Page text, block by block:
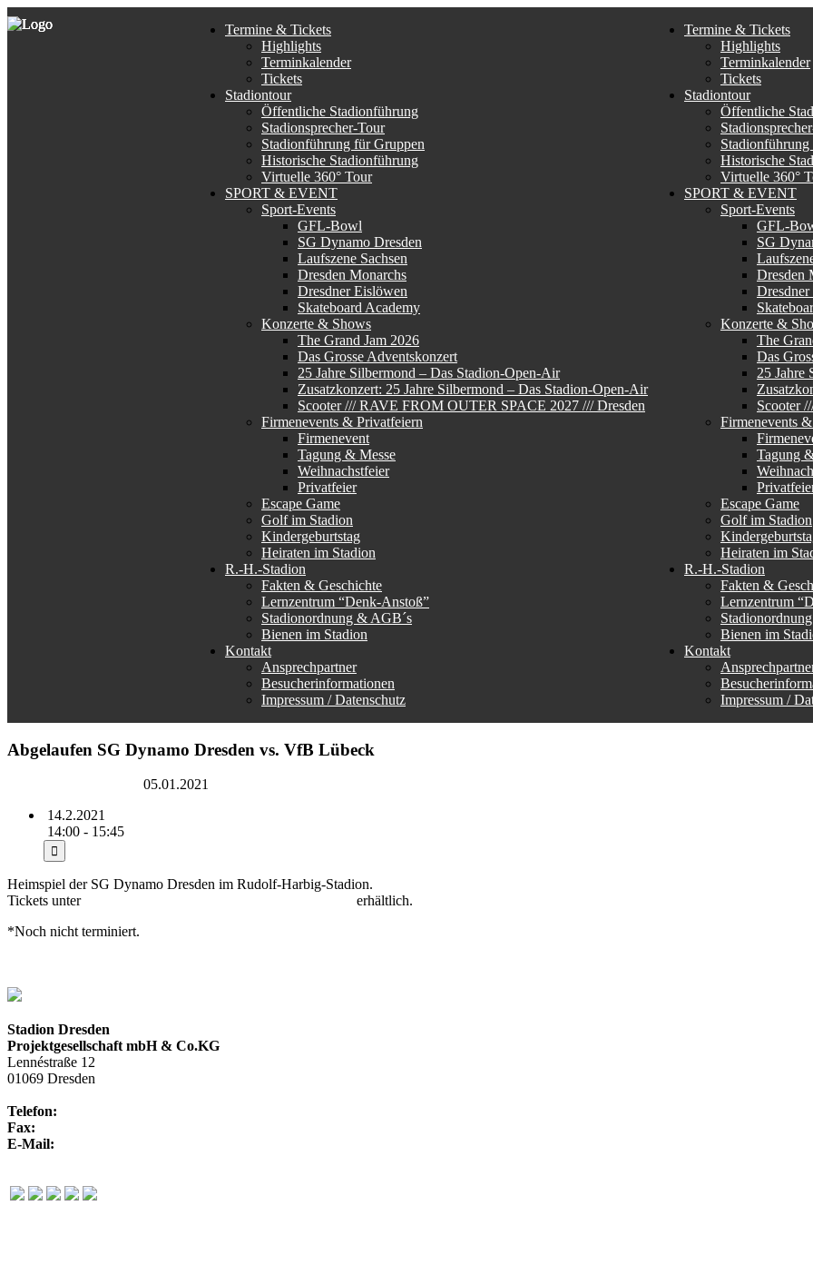
Termine & Tickets
Highlights
Terminkalender
Tickets
Stadiontour
Öffentliche Stadionführung
Stadionsprecher-Tour
Stadionführung für Gruppen
Historische Stadionführung
Virtuelle 360° Tour
SPORT & EVENT
Sport-Events
GFL-Bowl
SG Dynamo Dresden
Laufszene Sachsen
Dresden Monarchs
Dresdner Eislöwen
Skateboard Academy
Konzerte & Shows
The Grand Jam 2026
Das Grosse Adventskonzert
25 Jahre Silbermond – Das Stadion-Open-Air
Zusatzkonzert: 25 Jahre Silbermond – Das Stadion-Open-Air
Scooter /// RAVE FROM OUTER SPACE 2027 /// Dresden
Firmenevents & Privatfeiern
Firmenevent
Tagung & Messe
Weihnachstfeier
Privatfeier
Escape Game
Golf im Stadion
Kindergeburtstag
Heiraten im Stadion
R.-H.-Stadion
Fakten & Geschichte
Lernzentrum “Denk-Anstoß”
Stadionordnung & AGB´s
Bienen im Stadion
Kontakt
Ansprechpartner
Besucherinformationen
Impressum / Datenschutz
Termine & Tickets
Highlights
Terminkalender
Tickets
Stadiontour
Öffentliche
Historische
Virtuelle 360°
SPORT & EVENT
Sport-Events
GFL-
SG
Dresden
Konzerte &
The
Das
25 Jahre
Scooter
Firmenevents
Tagung
Escape Game
Golf im Stadion
Heiraten im
R.-H.-Stadion
Fakten &
Lernzentrum
Bienen im
Kontakt
Impressum /
Abgelaufen SG Dynamo Dresden vs. VfB Lübeck
05.01.2021
14.2.2021
14:00 - 15:45
Heimspiel der SG Dynamo Dresden im Rudolf-Harbig-Stadion.
Tickets unter
erhältlich.
*Noch nicht terminiert.
Stadion Dresden
Projektgesellschaft mbH & Co.KG
Lennéstraße 12
01069 Dresden
Telefon:
Fax:
E-Mail: